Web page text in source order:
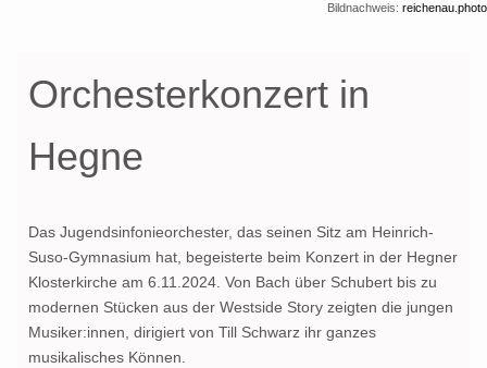
Bildnachweis: reichenau.photo
Orchesterkonzert in
Hegne
Das Jugendsinfonieorchester, das seinen Sitz am Heinrich-
Suso-Gymnasium hat, begeisterte beim Konzert in der Hegner
Klosterkirche am 6.11.2024. Von Bach über Schubert bis zu
modernen Stücken aus der Westside Story zeigten die jungen
Musiker:innen, dirigiert von Till Schwarz ihr ganzes
musikalisches Können.